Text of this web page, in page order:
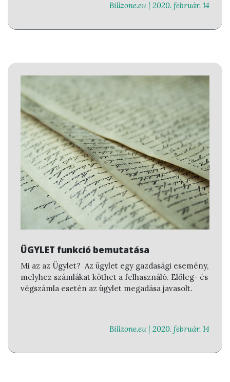
Billzone.eu | 2020. február. 14
ÜGYLET funkció bemutatása
Mi az az Ügylet? Az ügylet egy gazdasági esemény,
melyhez számlákat köthet a felhasználó. Előleg- és
végszámla esetén az ügylet megadása javasolt.
Billzone.eu | 2020. február. 14